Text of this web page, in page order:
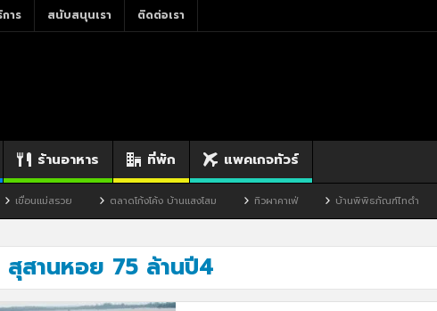
าร สนับสนุนเรา ติดต่อเรา
ร้านอาหาร ที่พัก แพคเกจทัวร์
เขื่อนแม่สรวย ตลาดโก้งโค้ง บ้านแสงโสม ทิวผาคาเฟ่ บ้านพิพิธภัณฑ์ไทดำ
สุสานหอย 75 ล้านปี4